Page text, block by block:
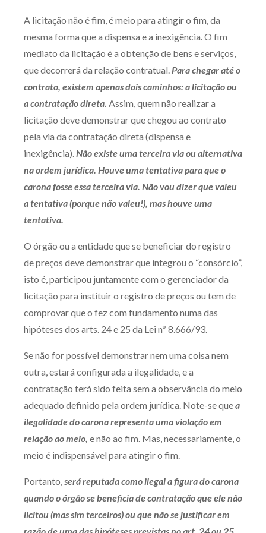
A licitação não é fim, é meio para atingir o fim, da
mesma forma que a dispensa e a inexigência. O fim
mediato da licitação é a obtenção de bens e serviços,
que decorrerá da relação contratual.Para chegar até o
contrato, existem apenas dois caminhos: a licitação ou
a contratação direta. Assim, quem não realizar a
licitação deve demonstrar que chegou ao contrato
pela via da contratação direta (dispensa e
inexigência).Não existe uma terceira via ou alternativa
na ordem jurídica. Houve uma tentativa para que o
carona fosse essa terceira via. Não vou dizer que valeu
a tentativa (porque não valeu!), mas houve uma
tentativa.
O órgão ou a entidade que se beneficiar do registro
de preços deve demonstrar que integrou o “consórcio”,
isto é, participou juntamente com o gerenciador da
licitação para instituir o registro de preços ou tem de
comprovar que o fez com fundamento numa das
hipóteses dos arts. 24 e 25 da Lei nº 8.666/93.
Se não for possível demonstrar nem uma coisa nem
outra, estará configurada a ilegalidade, e a
contratação terá sido feita sem a observância do meio
adequado definido pela ordem jurídica. Note-se quea
ilegalidade do carona representa uma violação em
relação ao meio, e não ao fim. Mas, necessariamente, o
meio é indispensável para atingir o fim.
Portanto,será reputada como ilegal a figura do carona
quando o órgão se beneficia de contratação que ele não
licitou (mas sim terceiros) ou que não se justificar em